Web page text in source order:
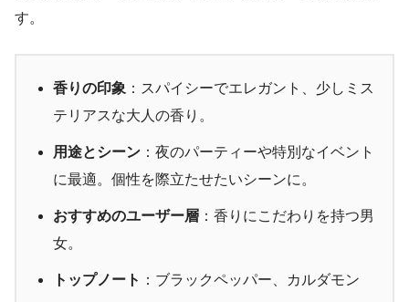
す。
香りの印象 ：スパイシーでエレガント、少しミス
テリアスな大人の香り。
用途とシーン ：夜のパーティーや特別なイベント
に最適。個性を際立たせたいシーンに。
おすすめのユーザー層 ：香りにこだわりを持つ男
女。
トップノート ：ブラックペッパー、カルダモン